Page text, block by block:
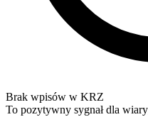
Brak wpisów w KRZ
To pozytywny sygnał dla